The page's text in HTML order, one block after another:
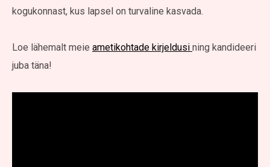
kogukonnast, kus lapsel on turvaline kasvada.
Loe lähemalt meie ametikohtade kirjeldusi ning kandideeri
juba täna!